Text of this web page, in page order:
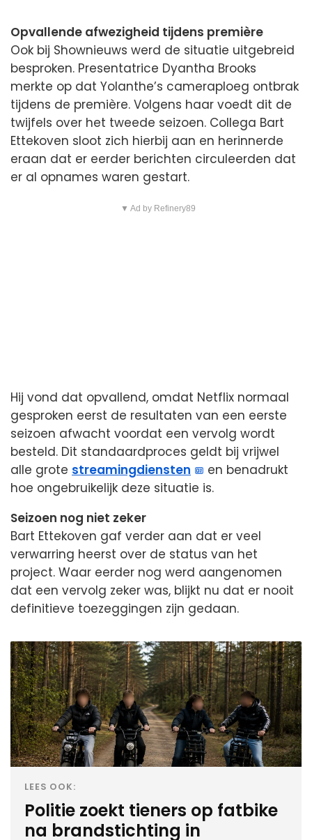
Opvallende afwezigheid tijdens première
Ook bij Shownieuws werd de situatie uitgebreid
besproken. Presentatrice Dyantha Brooks
merkte op dat Yolanthe’s cameraploeg ontbrak
tijdens de première. Volgens haar voedt dit de
twijfels over het tweede seizoen. Collega Bart
Ettekoven sloot zich hierbij aan en herinnerde
eraan dat er eerder berichten circuleerden dat
er al opnames waren gestart.
▼ Ad by Refinery89
Hij vond dat opvallend, omdat Netflix normaal
gesproken eerst de resultaten van een eerste
seizoen afwacht voordat een vervolg wordt
besteld. Dit standaardproces geldt bij vrijwel
alle grote streamingdiensten
en benadrukt
hoe ongebruikelijk deze situatie is.
Seizoen nog niet zeker
Bart Ettekoven gaf verder aan dat er veel
verwarring heerst over de status van het
project. Waar eerder nog werd aangenomen
dat een vervolg zeker was, blijkt nu dat er nooit
definitieve toezeggingen zijn gedaan.
LEES OOK:
Politie zoekt tieners op fatbike
na brandstichting in